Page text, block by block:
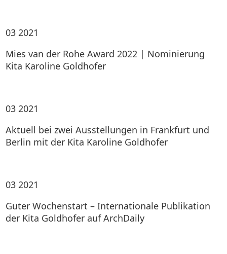
03 2021
Mies van der Rohe Award 2022 | Nominierung
Kita Karoline Goldhofer
03 2021
Aktuell bei zwei Ausstellungen in Frankfurt und
Berlin mit der Kita Karoline Goldhofer
03 2021
Guter Wochenstart – Internationale Publikation
der Kita Goldhofer auf ArchDaily